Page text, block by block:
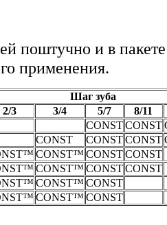
поштучно и в пакете
применения.
Шаг зуба
2/3
3/4 5/7
8/11
CONSTCONST
CONST CONSTCONST
CONST™ CONSTCONST
CONST™ CONSTCONST
CONST™ CONST
CONST™ CONST